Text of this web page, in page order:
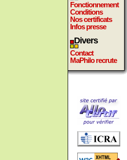
Fonctionnement
Conditions
Nos certificats
Infos presse
Divers
Contact
MaPhilo recrute